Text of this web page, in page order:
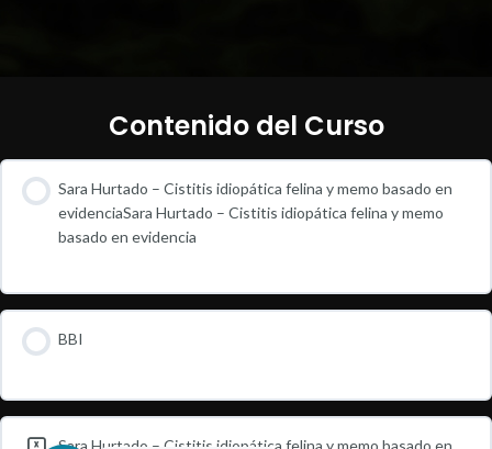
Contenido del Curso
Sara Hurtado – Cistitis idiopática felina y memo basado en
evidenciaSara Hurtado – Cistitis idiopática felina y memo
basado en evidencia
BBI
Sara Hurtado – Cistitis idiopática felina y memo basado en